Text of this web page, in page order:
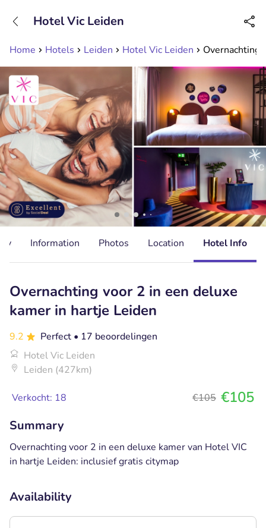
Available until 23:00
Home Hotels Leiden Hotel Vic Leiden Overnachting
Hotel Vic Leiden
Information Photos Location Hotel Info
Overnachting voor 2 in een deluxe
kamer in hartje Leiden
9.2 Perfect • 17 beoordelingen
Hotel Vic Leiden
Leiden (427km)
Verkocht: 18 €105 €105
Summary
Overnachting voor 2 in een deluxe kamer van Hotel VIC
in hartje Leiden: inclusief gratis citymap
Availability